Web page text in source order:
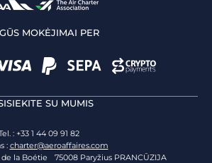
MOKĖJIMAI PER
SU MUMIS
: +33 1 44 09 91 82
: charter@aeroaffaires.com
de la Boétie 75008 Paryžius PRANCŪZIJA